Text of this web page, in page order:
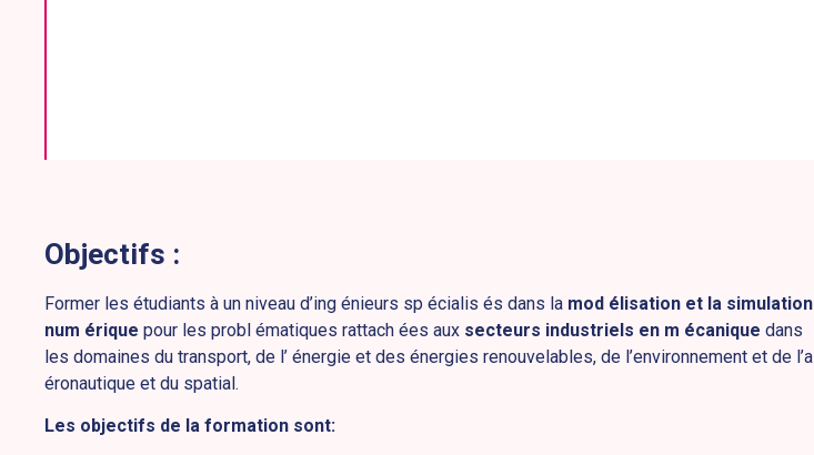
Objectifs :
Former les étudiants à un niveau d’ing énieurs sp écialis és dans la mod élisation et la simulation
num érique pour les probl ématiques rattach ées aux secteurs industriels en m écanique dans
les domaines du transport, de l’ énergie et des énergies renouvelables, de l’environnement et de l’a
éronautique et du spatial.
Les objectifs de la formation sont: